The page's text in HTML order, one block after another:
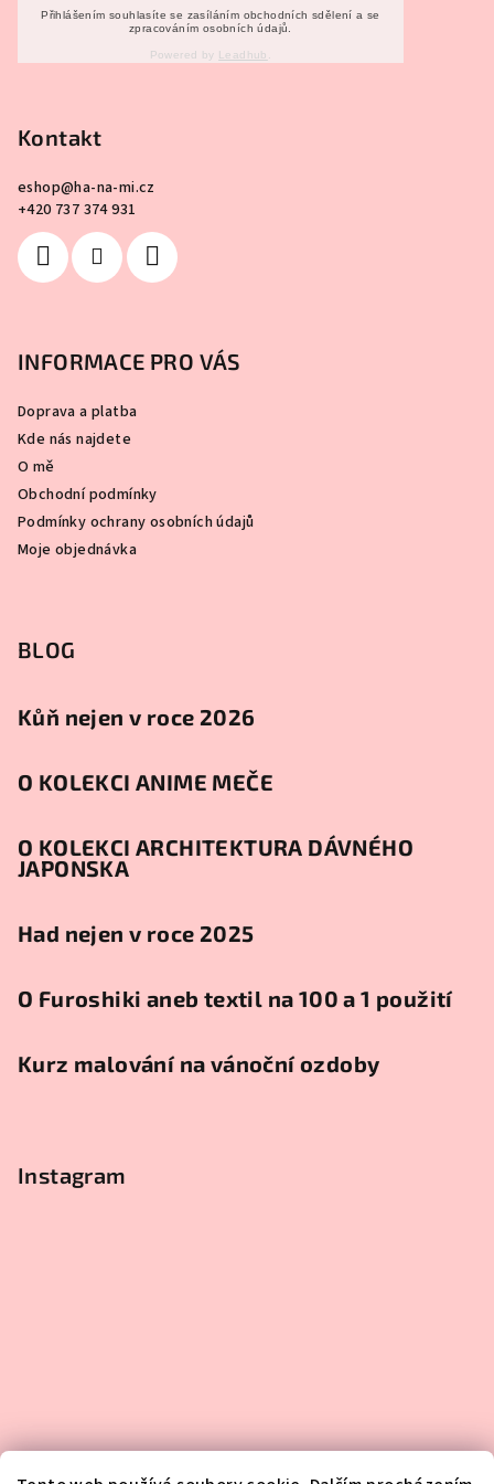
ý
p
Přihlášením souhlasíte se zasíláním obchodních sdělení a se
zpracováním osobních údajů.
Powered by Leadhub
Kontakt
eshop@ha-na-mi.cz
+420 737 374 931
INFORMACE PRO VÁS
Doprava a platba
Kde nás najdete
O mě
Obchodní podmínky
Podmínky ochrany osobních údajů
Moje objednávka
BLOG
Kůň nejen v roce 2026
O KOLEKCI ANIME MEČE
O KOLEKCI ARCHITEKTURA DÁVNÉHO
JAPONSKA
Had nejen v roce 2025
O Furoshiki aneb textil na 100 a 1 použití
Kurz malování na vánoční ozdoby
Instagram